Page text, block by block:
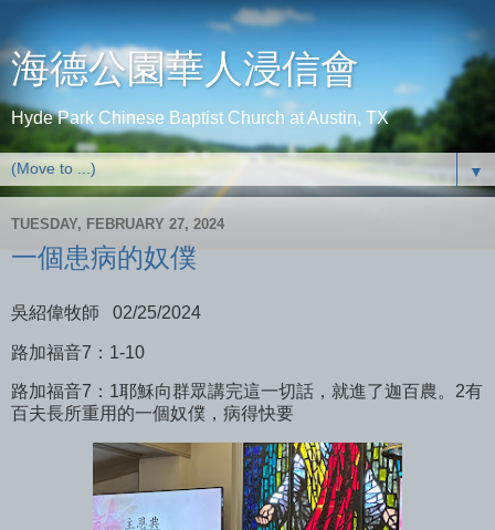
海德公園華人浸信會
Hyde Park Chinese Baptist Church at Austin, TX
▼
TUESDAY, FEBRUARY 27, 2024
一個患病的奴僕
吳紹偉牧師 02/25/2024
路加福音7：1-10
路加福音7：1耶穌向群眾講完這一切話，就進了迦百農。2有
百夫長所重用的一個奴僕，病得快要